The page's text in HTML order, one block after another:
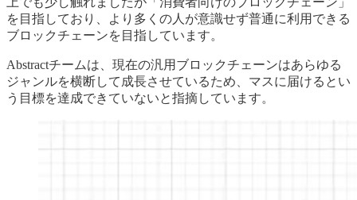
を目指しており、より多くの人が意識せず普通に利用できる
ブロックチェーンを目指しています。
Abstractチームは、現在の汎用ブロックチェーンはあらゆる
ジャンルを横断して成長させているため、マスに届けるとい
う目標を達成できていないと指摘しています。